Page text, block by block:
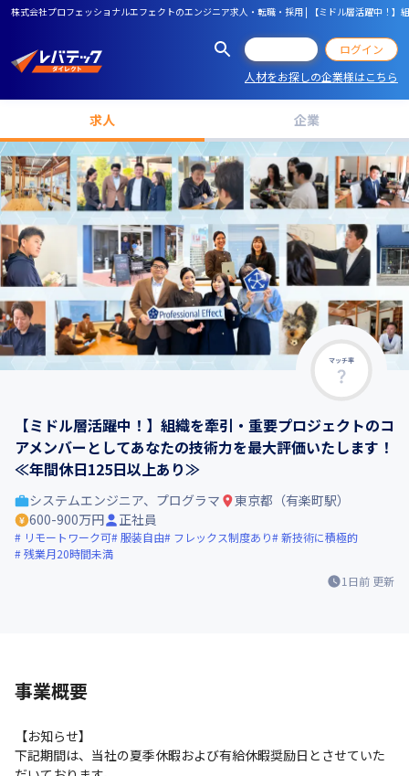
株式会社プロフェッショナルエフェクトのエンジニア求人・転職・採用 | 【ミドル層活躍中！
ログイン
人材をお探しの企業様はこちら
求人 企業
マッチ率
【ミドル層活躍中！】組織を牽引・重要プロジェクトのコ
アメンバーとしてあなたの技術力を最大評価いたします！
≪年間休日125日以上あり≫
1日前 更新
システムエンジニア、プログラマ
東京都（有楽町駅）
600-900万円
正社員
リモートワーク可 服装自由 フレックス制度あり
新技術に積極的
残業月20時間未満
事業概要
【お知らせ】
下記期間は、当社の夏季休暇および有給休暇奨励日とさせていた